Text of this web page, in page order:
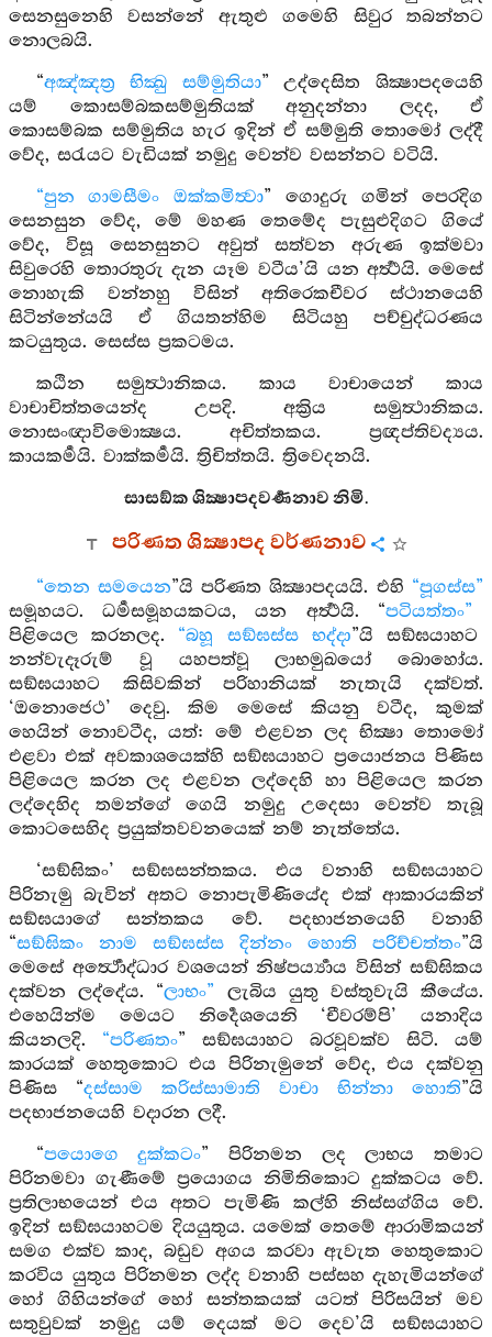
සෙනසුනෙහි වසන්නේ ඇතුළු ගමෙහි සිවුර තබන්නට
නොලබයි.
“අඤ්ඤත්‍ර භික්‍ඛු සම්මුතියා” උද්දෙසිත ශික්‍ෂාපදයෙහි
යම් කොසම්බකසම්මුතියක් අනුදන්නා ලදද, ඒ
කොසම්බක සම්මුතිය හැර ඉදින් ඒ සම්මුති තොමෝ ලද්දී
වේද, සරැයට වැඩියක් නමුදු වෙන්ව වසන්නට වටියි.
“පුන ගාමසීමං ඔක්කමිත්‍වා” ගොදුරු ගමින් පෙරදිග
සෙනසුන වේද, මේ මහණ තෙමේද පැසුළුදිගට ගියේ
වේද, විසූ සෙනසුනට අවුත් සත්වන අරුණ ඉක්මවා
සිවුරෙහි තොරතුරු දැන යෑම වටීය’යි යන අර්‍ත්‍ථයි. මෙසේ
නොහැකි වන්නහු විසින් අතිරෙකචීවර ස්ථානයෙහි
සිටින්නේයයි ඒ ගියතන්හිම සිටියහු පච්චුද්ධරණය
කටයුතුය. සෙස්ස ප්‍රකටමය.
කඨින සමුත්‍ථානිකය. කාය වාචායෙන් කාය
වාචාචිත්තයෙන්ද උපදි. අක්‍රිය සමුත්‍ථානිකය.
නොසංඥාවිමොක්‍ෂය. අචිත්තකය. ප්‍රඥප්තිවද්‍යය.
කායකර්‍මයි. වාක්කර්‍මයි. ත්‍රිචිත්තයි. ත්‍රිවෙදනයි.
සාසඞ්ක ශික්‍ෂාපදවර්‍ණනාව නිමි.
පරිණත ශික්‍ෂාපද වර්ණනාව
“තෙන සමයෙන”යි පරිණත ශික්‍ෂාපදයයි. එහි “පූගස්ස”
සමූහයට. ධර්‍මසමූහයකටය, යන අර්‍ත්‍ථයි. “පටියත්තං”
පිළියෙල කරනලද. “බහූ සඞ්ඝස්ස භද්දා”යි සඞ්ඝයාහට
නන්වැදෑරුම් වූ යහපත්වූ ලාභමුඛයෝ බොහෝය.
සඞ්ඝයාහට කිසිවකින් පරිහානියක් නැතැයි දක්වත්.
‘ඔනොජෙථ’ දෙවු. කිම මෙසේ කියනු වටීද, කුමක්
හෙයින් නොවටීද, යත්: මේ එළවන ලද භික්‍ෂා තොමෝ
එළවා එක් අවකාශයෙක්හි සඞ්ඝයාහට ප්‍රයොජනය පිණිස
පිළියෙල කරන ලද එළවන ලද්දෙහි හා පිළියෙල කරන
ලද්දෙහිද තමන්ගේ ගෙයි නමුදු උදෙසා වෙන්ව තැබූ
කොටසෙහිද ප්‍රයුක්තවවනයෙක් නම් නැත්තේය.
‘සඞ්ඝිකං’ සඞ්ඝසන්තකය. එය වනාහි සඞ්ඝයාහට
පිරිනැමු බැවින් අතට නොපැමිණියේද එක් ආකාරයකින්
සඞ්ඝයාගේ සන්තකය වේ. පදභාජනයෙහි වනාහි
“සඞ්ඝිකං නාම සඞ්ඝස්ස දින්නං හොති පරිච්චත්තං”යි
මෙසේ අර්‍ත්‍ථොද්ධාර වශයෙන් නිෂ්පර්‍ය්‍යාය විසින් සඞ්ඝිකය
දක්වන ලද්දේය. “ලාභං” ලැබිය යුතු වස්තුවැයි කීයේය.
එහෙයින්ම මෙයට නිර්‍දෙශයෙනි ‘චීවරම්පි’ යනාදිය
කියනලදි. “පරිණතං” සඞ්ඝයාහට බරවූවක්ව සිටි. යම්
කාරයක් හෙතුකොට එය පිරිනැමුනේ වේද, එය දක්වනු
පිණිස “දස්සාම කරිස්සාමාති වාචා භින්නා හොති”යි
පදභාජනයෙහි වදාරන ලදී.
“පයොගෙ දුක්කටං” පිරිනමන ලද ලාභය තමාට
පිරිනමවා ගැණීමේ ප්‍රයොගය නිමිතිකොට දුක්කටය වේ.
ප්‍රතිලාභයෙන් එය අතට පැමිණි කල්හි නිස්සග්ගිය වේ.
ඉදින් සඞ්ඝයාහටම දියයුතුය. යමෙක් තෙමේ ආරාමිකයන්
සමග එක්ව කාද, බඩුව අගය කරවා ඇවැත හෙතුකොට
කරවිය යුතුය පිරිනමන ලද්ද වනාහි පස්සහ දැහැමියන්ගේ
හෝ ගිහියන්ගේ හෝ සන්තකයක් යටත් පිරිසයින් මව
සතුවුවක් නමුදු යම් දෙයක් මට දෙව’යි සඞ්ඝයාහට